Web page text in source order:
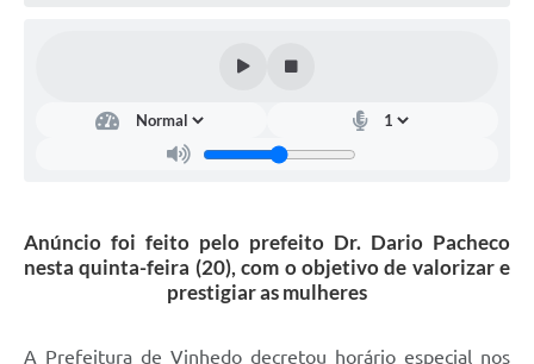
Sistema de Protocolo
Listagem dos CEPs de Vinhedo
Anúncio foi feito pelo prefeito Dr. Dario Pacheco
nesta quinta-feira (20), com o objetivo de valorizar e
prestigiar as mulheres
A Prefeitura de Vinhedo decretou horário especial nos